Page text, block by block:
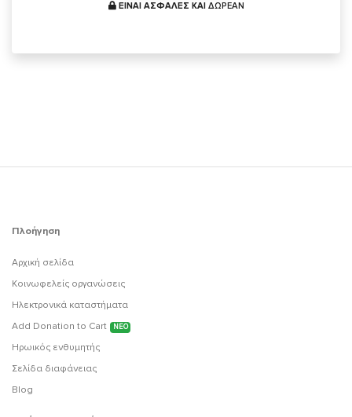
ΕΙΝΑΙ ΑΣΦΑΛΕΣ ΚΑΙ ΔΩΡΕΑΝ
Πλοήγηση
Αρχική σελίδα
Κοινωφελείς οργανώσεις
Ηλεκτρονικά καταστήματα
Add Donation to Cart
ΝΕΟ
Ηρωικός ενθυμητής
Σελίδα διαφάνειας
Blog